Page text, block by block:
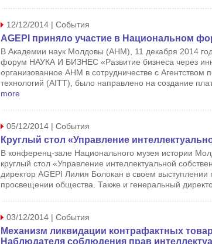
12/12/2014 | События
AGEPI приняло участие в Национальном
В Академии наук Молдовы (АНМ), 11 декабря 2014
форум НАУКА И БИЗНЕС «Развитие бизнеса через
организованное АНМ в сотрудничестве с Агентством
технологий (AITT), было направлено на создание
more
05/12/2014 | События
Круглый стол «Управление
В конференц-зале Национального музея истории
круглый стол «Управление интеллектуальной
директор AGEPI Лилия Болокан в своем выступлении
просвещении общества. Также и генеральный
03/12/2014 | События
Механизм ликвидации контрафактных
Наблюдателя соблюдения прав